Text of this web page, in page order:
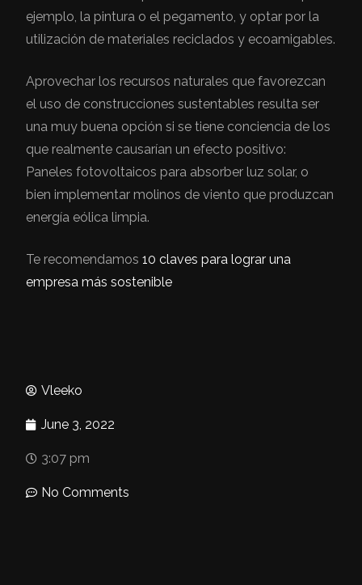
ejemplo, la pintura o el pegamento, y optar por la
utilización de materiales reciclados y ecoamigables.
Aprovechar los recursos naturales que favorezcan
el uso de construcciones sustentables resulta ser
una muy buena opción si se tiene conciencia de los
que realmente causarían un efecto positivo:
Paneles fotovoltaicos para absorber luz solar, o
bien implementar molinos de viento que produzcan
energía eólica limpia.
Te recomendamos 10 claves para lograr una
empresa más sostenible
Vleeko
June 3, 2022
3:07 pm
No Comments